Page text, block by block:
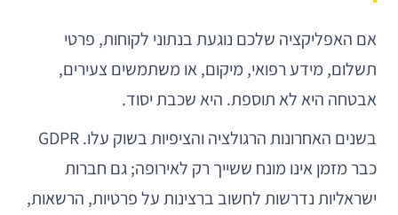
אם האפליקציה שלכם נוגעת בנתוני לקוחות, פרטי
תשלום, מידע רפואי, מיקום, או משתמשים צעירים,
אבטחה היא לא תוספת. היא שכבת יסוד.
בשנים האחרונות הרגולציה והציפיות בשוק עלו. GDPR
כבר מזמן אינו מונח ששייך רק לאירופה; גם חברות
ישראליות נדרשות לחשוב ברצינות על פרטיות, הרשאות,